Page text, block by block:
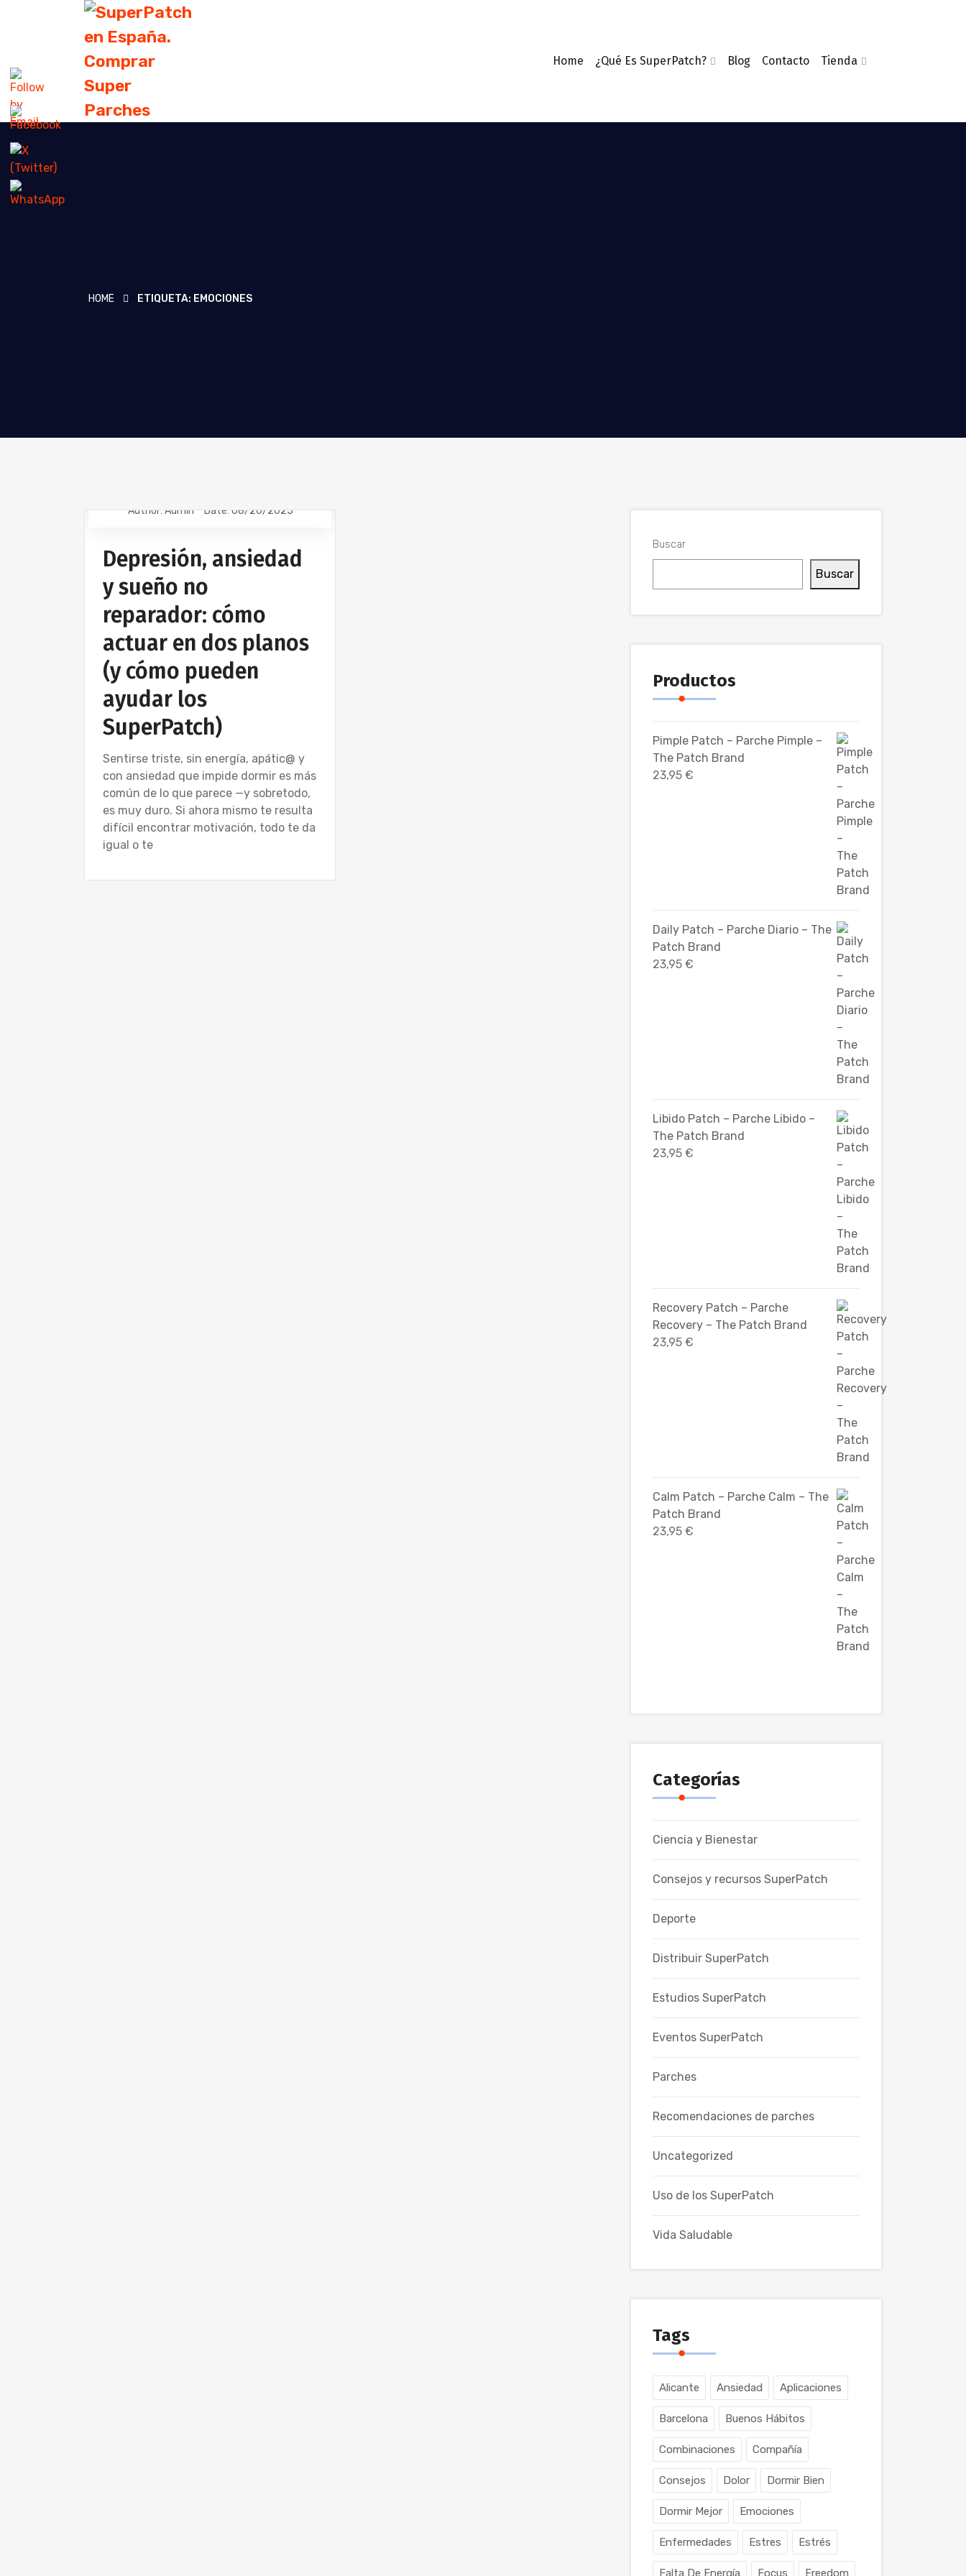
Home ¿Qué Es SuperPatch? Blog Contacto Tienda
HOME ETIQUETA: EMOCIONES
VIDA SALUDABLE
Author: Admin Date: 08/26/2025
Depresión, ansiedad
y sueño no
reparador: cómo
actuar en dos planos
(y cómo pueden
ayudar los
SuperPatch)
Sentirse triste, sin energía, apátic@ y
con ansiedad que impide dormir es más
común de lo que parece —y sobretodo,
es muy duro. Si ahora mismo te resulta
difícil encontrar motivación, todo te da
igual o te
Buscar
Buscar
Productos
Pimple Patch – Parche Pimple –
The Patch Brand
23,95 €
Daily Patch – Parche Diario – The
Patch Brand
23,95 €
Libido Patch – Parche Libido –
The Patch Brand
23,95 €
Recovery Patch – Parche
Recovery – The Patch Brand
23,95 €
Calm Patch – Parche Calm – The
Patch Brand
23,95 €
Categorías
Ciencia y Bienestar
Consejos y recursos SuperPatch
Deporte
Distribuir SuperPatch
Estudios SuperPatch
Eventos SuperPatch
Parches
Recomendaciones de parches
Uncategorized
Uso de los SuperPatch
Vida Saludable
Tags
Alicante Ansiedad Aplicaciones
Barcelona Buenos Hábitos
Combinaciones Compañía
Consejos Dolor Dormir Bien
Dormir Mejor Emociones
Enfermedades Estres Estrés
Falta De Energía Focus Freedom